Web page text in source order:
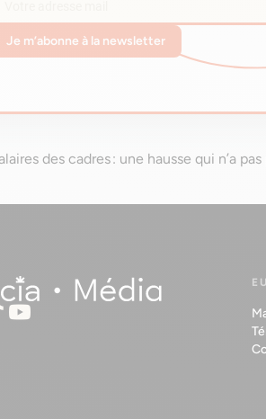
Je m’abonne à la newsletter
des cadres : une hausse qui n’a